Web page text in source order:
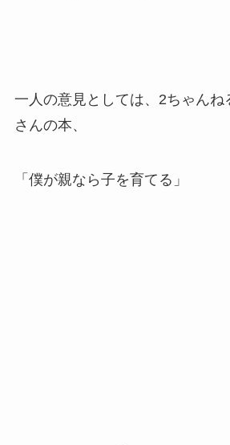
一人の意見としては、2ちゃんね
さんの本、
「僕が親なら子を育てる」